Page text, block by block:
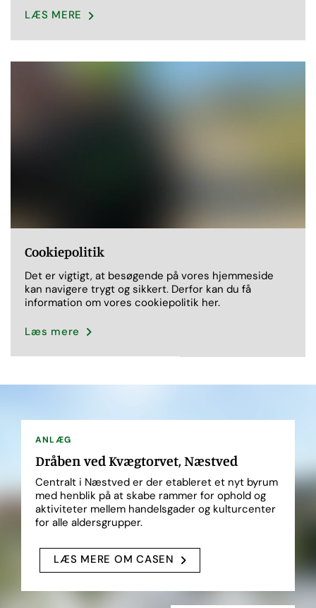
LÆS MERE
Cookiepolitik
Det er vigtigt, at besøgende på vores hjemmeside
kan navigere trygt og sikkert. Derfor kan du få
information om vores cookiepolitik her.
Læs mere
ANLÆG
Dråben ved Kvægtorvet, Næstved
Centralt i Næstved er der etableret et nyt byrum
med henblik på at skabe rammer for ophold og
aktiviteter mellem handelsgader og kulturcenter
for alle aldersgrupper.
LÆS MERE OM CASEN